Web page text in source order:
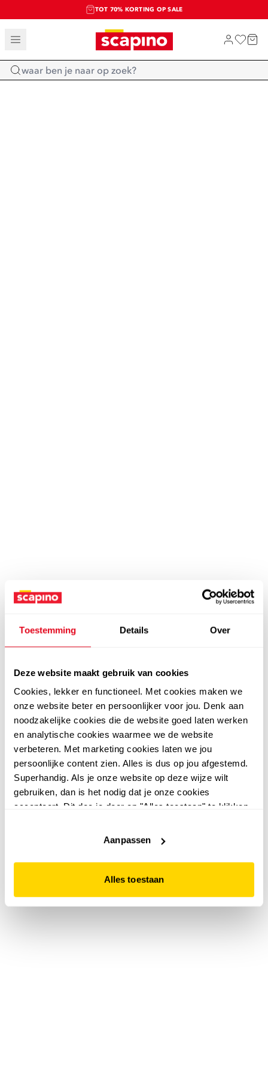
Toestemming Details Over
Deze website maakt gebruik van cookies
Cookies, lekker en functioneel. Met cookies maken we
onze website beter en persoonlijker voor jou. Denk aan
noodzakelijke cookies die de website goed laten werken
en analytische cookies waarmee we de website
verbeteren. Met marketing cookies laten we jou
persoonlijke content zien. Alles is dus op jou afgestemd.
Superhandig. Als je onze website op deze wijze wilt
gebruiken, dan is het nodig dat je onze cookies
accepteert. Dit doe je door op "Alles toestaan" te klikken.
website niet optimaal functioneert.
Aanpassen
Alles toestaan
TOT 70% KORTING OP SALE
SALE: LAATSTE KANS!
SHOP NIEUW
Home